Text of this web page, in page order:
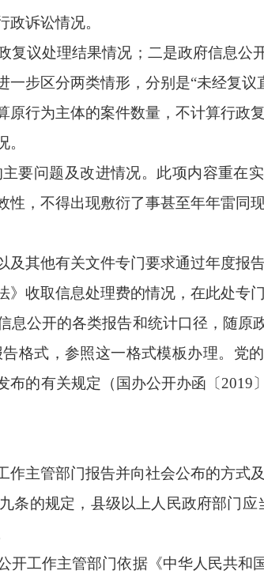
告和统计口径，随原政府信息公开条例的失
并向社会公布的方式及时间。
以上人民政府部门应当在每年1月31日前向
上地方人民政府办公厅（室），向社会公布
年度报告。乡镇人民政府，参照对县级以上
行垂直领导的系统，逐级向本系统政府信息
行垂直领导的部门的办公厅（室），要向全
政府门户网站的“政府信息公开”专栏，集中
过这种方式对本行政区域内适用《中华人民
机关可自行通过网站或其他适当方式，向社
布的方式及时间。
级政府的政府信息公开工作主管部门汇总所
交并向社会公布。地市级政府的政府信息公